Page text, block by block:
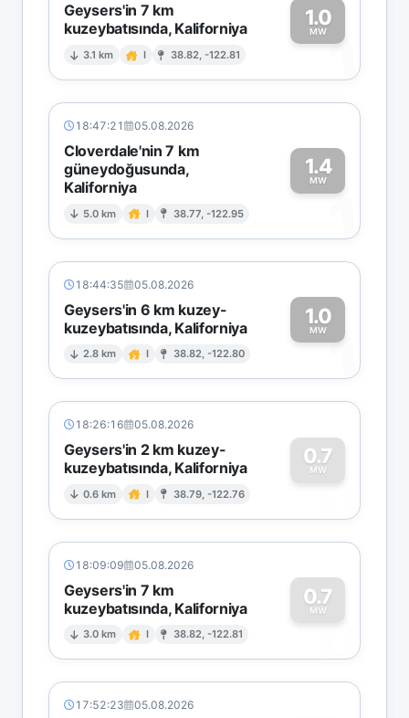
Geysers'in 7 km
kuzeybatısında, Kaliforniya
3.1 km I 38.82, -122.81
1.0
MW1
18:47:21 05.08.2026
Cloverdale'nin 7 km
güneydoğusunda,
Kaliforniya
5.0 km I 38.77, -122.95
1.4
MW
1
18:44:35 05.08.2026
Geysers'in 6 km kuzey-
kuzeybatısında, Kaliforniya
2.8 km I 38.82, -122.80
1.0
MW1
18:26:16 05.08.2026
Geysers'in 2 km kuzey-
kuzeybatısında, Kaliforniya
0.6 km I 38.79, -122.76
0.7
MW
0
18:09:09 05.08.2026
Geysers'in 7 km
kuzeybatısında, Kaliforniya
3.0 km I 38.82, -122.81
0.7
MW
0
17:52:23 05.08.2026